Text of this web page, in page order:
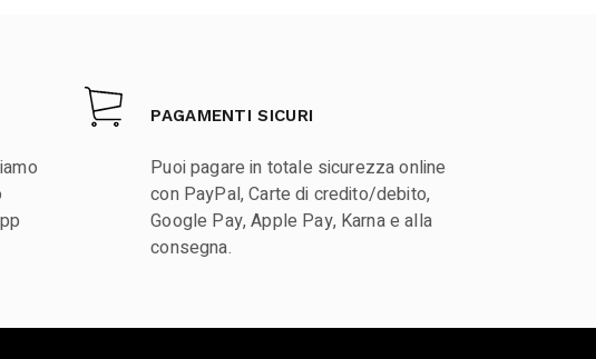
PAGAMENTI SICURI
Puoi pagare in totale sicurezza online
con PayPal, Carte di credito/debito,
Google Pay, Apple Pay, Karna e alla
consegna.